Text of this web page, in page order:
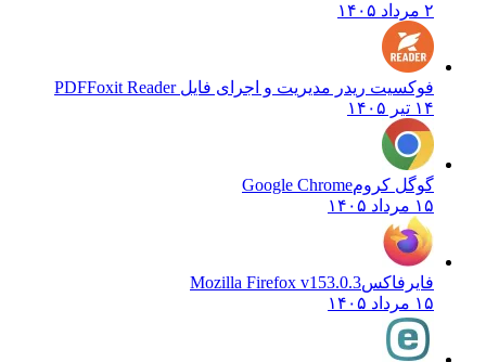
فوکسیت ریدر مدیریت و اجرای فایل PDFFoxit Reader
گوگل کروم Google Chrome
فایرفاکس Mozilla Firefox v153.0.3